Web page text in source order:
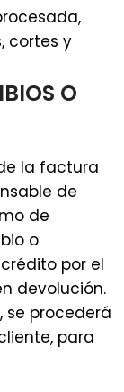
cortes y
O
la factura
de
de
o
por el
devolución.
se procederá
para